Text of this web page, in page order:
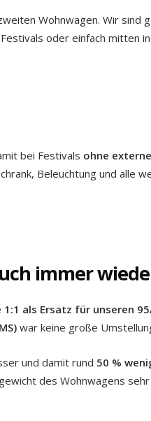
Wohnwagen. Wir sind
oder einfach mitten
bei Festivals ohne
Beleuchtung und alle
immer
1:1 als Ersatz für unseren
war keine große
und damit rund 50 %
des Wohnwagens